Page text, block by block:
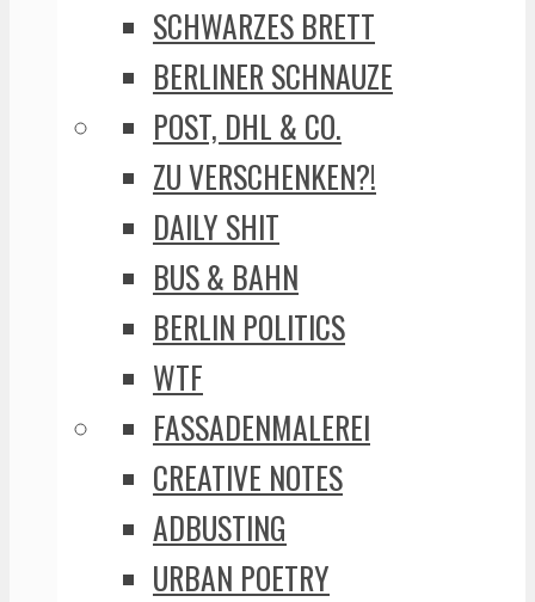
SCHWARZES BRETT
BERLINER SCHNAUZE
POST, DHL & CO.
ZU VERSCHENKEN?!
DAILY SHIT
BUS & BAHN
BERLIN POLITICS
WTF
FASSADENMALEREI
CREATIVE NOTES
ADBUSTING
URBAN POETRY